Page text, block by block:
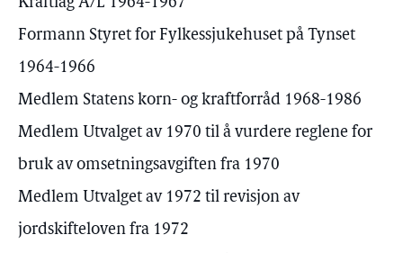
Formann Styret for Fylkessjukehuset på Tynset
1964-1966
Medlem Statens korn- og kraftforråd 1968-1986
Medlem Utvalget av 1970 til å vurdere reglene for
bruk av omsetningsavgiften fra 1970
Medlem Utvalget av 1972 til revisjon av
jordskifteloven fra 1972